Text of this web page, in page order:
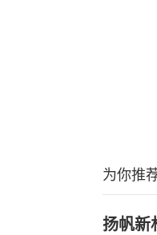
为你推
扬帆新